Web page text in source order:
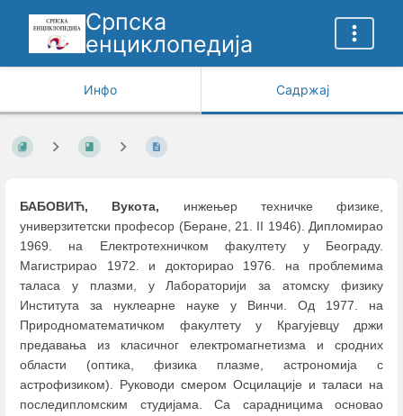
Српска
енциклопедија
Инфо Садржај
БАБОВИЋ, Вукота, инжењер техничке физике,
универзитетски професор (Беране, 21. II 1946). Дипломирао
1969. на Електротехничком факултету у Београду.
Магистрирао 1972. и докторирао 1976. на проблемима
таласа у плазми, у Лабораторији за атомску физику
Института за нуклеарне науке у Винчи. Од 1977. на
Природноматематичком факултету у Крагујевцу држи
предавања из класичног електромагнетизма и сродних
области (оптика, физика плазме, астрономија с
астрофизиком). Руководи смером Осцилације и таласи на
последипломским студијама. Са сарадницима основао